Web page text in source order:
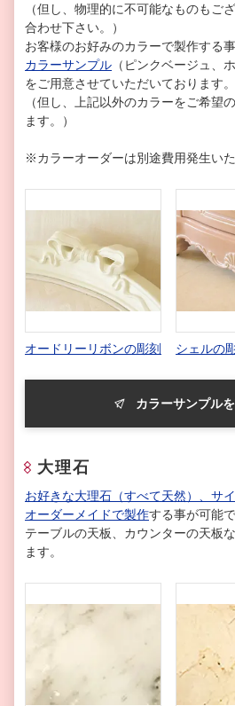
（但し、物理的に不可能なものもご
合わせ下さい。）
お客様のお好みのカラーで製作する事
カラーサンプル （ピンクベージュ、
をご用意させていただいております。
（但し、上記以外のカラーをご希望
ます。）
※カラーオーダーは別途費用発生いた
オードリーリボンの彫刻 シェルの
カラーサンプル
大理石
お好きな大理石（すべて天然）、サ
オーダーメイドで製作する事が可能で
テーブルの天板、カウンターの天板
ます。